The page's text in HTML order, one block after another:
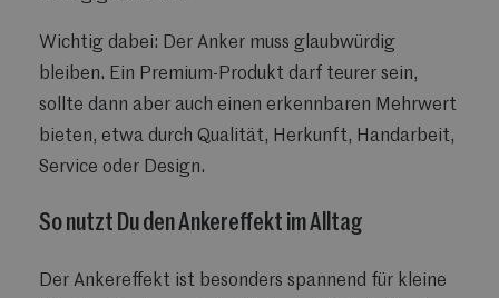
Wichtig dabei: Der Anker muss glaubwürdig
bleiben. Ein Premium-Produkt darf teurer sein,
sollte dann aber auch einen erkennbaren Mehrwert
bieten, etwa durch Qualität, Herkunft, Handarbeit,
Service oder Design.
So nutzt Du den Ankereffekt im Alltag
Der Ankereffekt ist besonders spannend für kleine